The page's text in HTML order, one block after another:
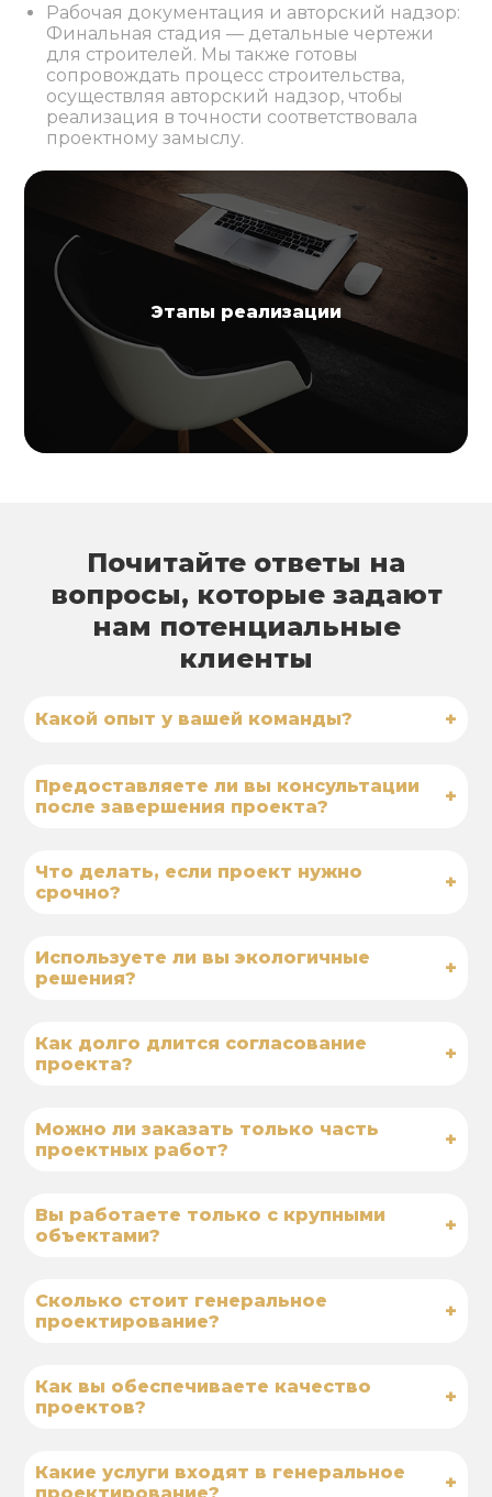
Этапы реализации
Рабочая документация и авторский надзор:
Финальная стадия — детальные чертежи
для строителей. Мы также готовы
сопровождать процесс строительства,
осуществляя авторский надзор, чтобы
реализация в точности соответствовала
проектному замыслу.
Почитайте ответы на
вопросы, которые задают
нам потенциальные
клиенты
Какой опыт у вашей команды? +
Предоставляете ли вы консультации
после завершения проекта?
+
Что делать, если проект нужно
срочно?
+
Используете ли вы экологичные
решения?
+
Как долго длится согласование
проекта?
+
Можно ли заказать только часть
проектных работ?
+
Вы работаете только с крупными
объектами?
+
Сколько стоит генеральное
проектирование?
+
Как вы обеспечиваете качество
проектов?
+
Какие услуги входят в генеральное
проектирование?
+